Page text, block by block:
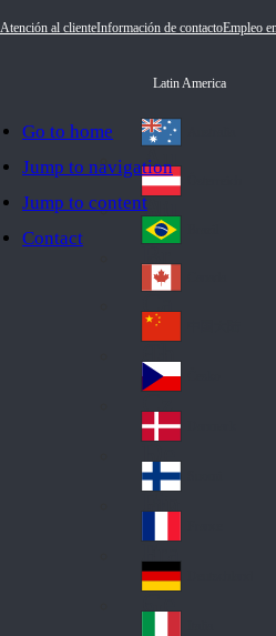
Go to home
Jump to navigation
Jump to content
Contact
Atención al clienteInformación de contactoEmpleo
Latin America
Au
str
ali
a
Au
stri
a
Br
azi
l
Ca
na
da
Ch
ina
Cz
ec
h
De
nm
ark
Fin
d
Fra
nc
e
Ge